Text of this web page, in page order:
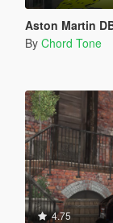
Aston Martin
By Chord Tone
4.75